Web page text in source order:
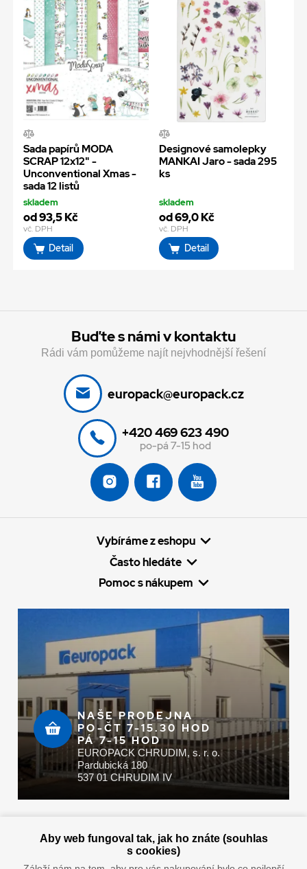
Sada papírů MODA
SCRAP 12x12" -
Unconventional Xmas -
sada 12 listů
skladem
od 93,5 Kč
vč. DPH
Detail
Designové samolepky
MANKAI Jaro - sada 295
ks
skladem
od 69,0 Kč
vč. DPH
Detail
Buďte s námi v kontaktu
Rádi vám pomůžeme najít nejvhodnější řešení
europack@europack.cz
+420 469 623 490
po-pá 7-15 hod
Vybíráme z eshopu
Často hledáte
Pomoc s nákupem
NAŠE PRODEJNA
PO-ČT 7-15.30 HOD
PÁ 7-15 HOD
EUROPACK CHRUDIM, s. r. o.
Pardubická 180
537 01 CHRUDIM IV
Aby web fungoval tak, jak ho znáte (souhlas
s cookies)